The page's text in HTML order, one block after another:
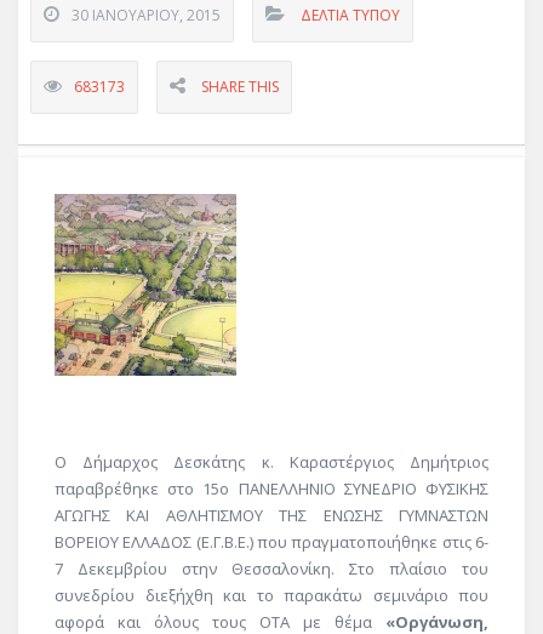
30 ΙΑΝΟΥΑΡΊΟΥ, 2015 ΔΕΛΤΊΑ ΤΎΠΟΥ
683173 SHARE THIS
Ο Δήμαρχος Δεσκάτης κ. Καραστέργιος Δημήτριος
παραβρέθηκε στο 15ο ΠΑΝΕΛΛΗΝΙΟ ΣΥΝΕΔΡΙΟ ΦΥΣΙΚΗΣ
ΑΓΩΓΗΣ ΚΑΙ ΑΘΛΗΤΙΣΜΟΥ ΤΗΣ ΕΝΩΣΗΣ ΓΥΜΝΑΣΤΩΝ
ΒΟΡΕΙΟΥ ΕΛΛΑΔΟΣ (Ε.Γ.Β.Ε.) που πραγματοποιήθηκε στις 6-
7 Δεκεμβρίου στην Θεσσαλονίκη. Στο πλαίσιο του
συνεδρίου διεξήχθη και το παρακάτω σεμινάριο που
αφορά και όλους τους ΟΤΑ με θέμα «Οργάνωση,